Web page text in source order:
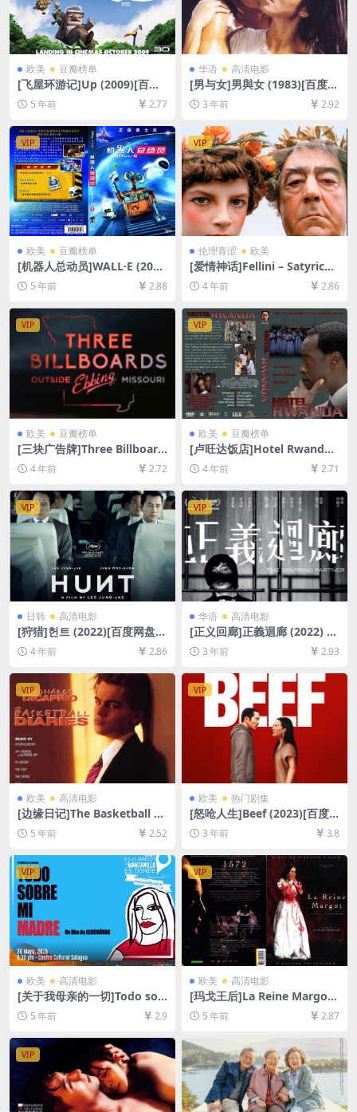
欧美 豆瓣榜单
[飞屋环游记]Up (2009)[百度
网盘+迅雷云盘资源1080P超
清][MP4/6.2GB][中英字幕]
5 年前 2.77
华语 高清电影
[男与女]男與女 (1983)[百度网
盘+夸克网盘1080P超清未删
减资源][网盘在线播放/下载]
3 年前 2.92
VIP
欧美 豆瓣榜单
[机器人总动员]WALL·E (200
8)[百度网盘+迅雷云盘资源10
80P超清未删减][MP4/6.3GB]
[中英字幕]
5 年前 2.88
VIP
伦理青涩 欧美
[爱情神话]Fellini – Satyricon
(1969)[百度网盘+迅雷云盘资
源1080P超清未删减][MP4/8.
2GB][中文字幕]
4 年前 2.86
VIP
欧美 豆瓣榜单
[三块广告牌]Three Billboard
s Outside Ebbing, Missouri
(2017)[百度网盘+迅雷云盘资
源1080P超清未删减][MP4/7.
3GB][中英字幕]
4 年前 2.72
VIP
欧美 豆瓣榜单
[卢旺达饭店]Hotel Rwanda
(2004)[百度网盘+迅雷云盘资
源1080P超清未删减][MP4/7.
6GB][中英字幕]
4 年前 2.71
VIP
日韩 高清电影
[狩猎]헌트 (2022)[百度网盘
+迅雷云盘资源1080P超清未
删减][MP4/8GB][韩语中字]
4 年前 2.86
VIP
华语 高清电影
[正义回廊]正義迴廊 (2022) 粤
语原声/国语配音[百度网盘+迅
雷云盘资源1080P超清未删减]
3 年前 2.93
VIP
欧美 高清电影
[边缘日记]The Basketball Di
aries (1995)[百度网盘+夸克
网盘+迅雷云盘资源1080P超
清未删减][MP4/10GB][中英
字幕]
5 年前 2.52
VIP
欧美 热门剧集
[怒呛人生]Beef (2023)[百度
网盘+迅雷云盘资源1080P超
清未删减][MP4/20GB][中英
字幕]
3 年前 3.8
VIP
欧美 高清电影
[关于我母亲的一切]Todo sob
re mi madre (1999)[百度网
盘+迅雷云盘资源1080P超清
未删减][MP4/6.5GB][中文字
幕]
5 年前 2.9
VIP
欧美 高清电影
[玛戈王后]La Reine Margot
(1994)超清修复159min版本
[百度网盘+迅雷云盘资源1080
P未删减][MP4/10GB][中英字
幕]
5 年前 2.87
VIP